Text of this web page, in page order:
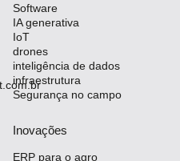
Software
IA generativa
IoT
drones
inteligência de dados
infraestrutura
Segurança no campo
Inovações
ERP para o agro